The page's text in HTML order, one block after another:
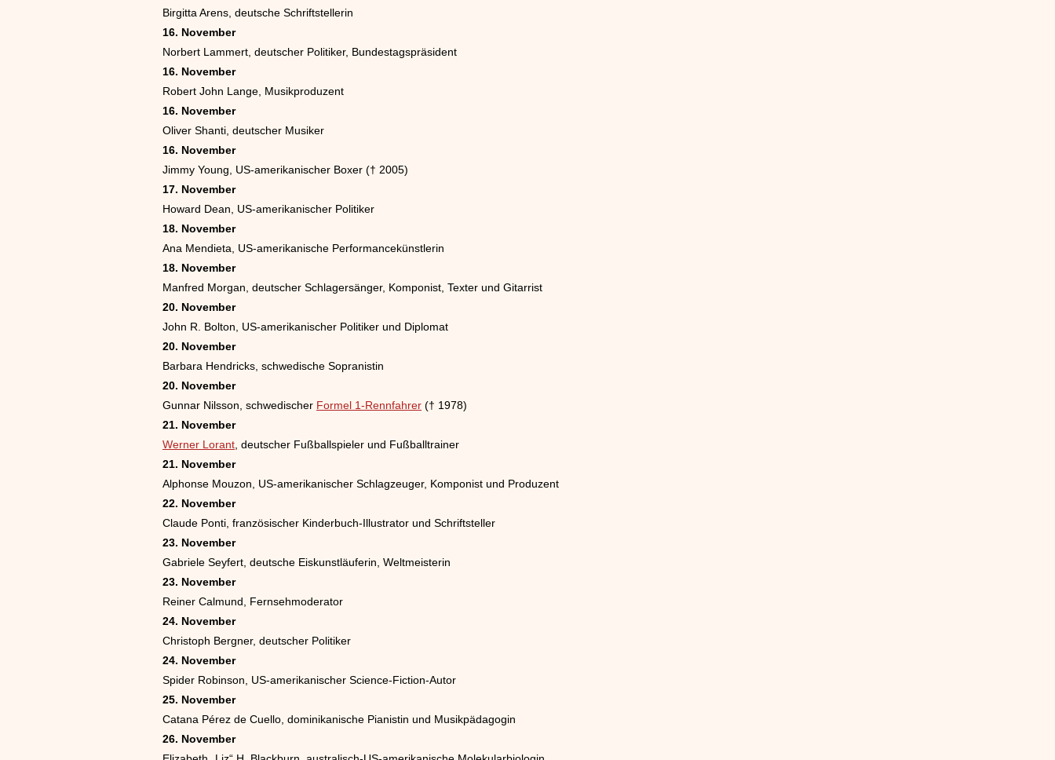
Birgitta Arens, deutsche Schriftstellerin
16. November
Norbert Lammert, deutscher Politiker, Bundestagspräsident
16. November
Robert John Lange, Musikproduzent
16. November
Oliver Shanti, deutscher Musiker
16. November
Jimmy Young, US-amerikanischer Boxer († 2005)
17. November
Howard Dean, US-amerikanischer Politiker
18. November
Ana Mendieta, US-amerikanische Performancekünstlerin
18. November
Manfred Morgan, deutscher Schlagersänger, Komponist, Texter und Gitarrist
20. November
John R. Bolton, US-amerikanischer Politiker und Diplomat
20. November
Barbara Hendricks, schwedische Sopranistin
20. November
Gunnar Nilsson, schwedischer Formel 1-Rennfahrer († 1978)
21. November
Werner Lorant , deutscher Fußballspieler und Fußballtrainer
21. November
Alphonse Mouzon, US-amerikanischer Schlagzeuger, Komponist und Produzent
22. November
Claude Ponti, französischer Kinderbuch-Illustrator und Schriftsteller
23. November
Gabriele Seyfert, deutsche Eiskunstläuferin, Weltmeisterin
23. November
Reiner Calmund, Fernsehmoderator
24. November
Christoph Bergner, deutscher Politiker
24. November
Spider Robinson, US-amerikanischer Science-Fiction-Autor
25. November
Catana Pérez de Cuello, dominikanische Pianistin und Musikpädagogin
26. November